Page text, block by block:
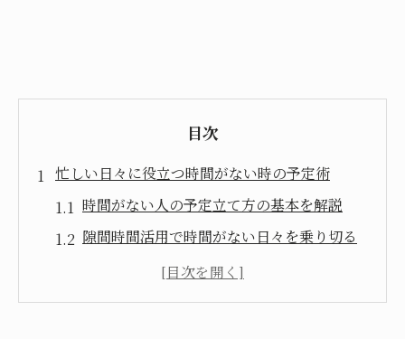
目次
忙しい日々に役立つ時間がない時の予定術
時間がない人の予定立て方の基本を解説
隙間時間活用で時間がない日々を乗り切る